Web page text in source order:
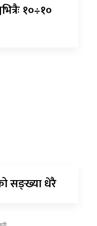
१०÷१०
सङ्ख्या धेरै